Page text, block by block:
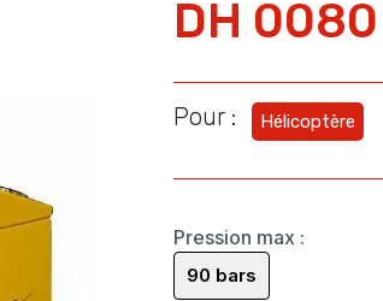
DH 0080
Pour : Hélicoptère
Pression max :
90 bars